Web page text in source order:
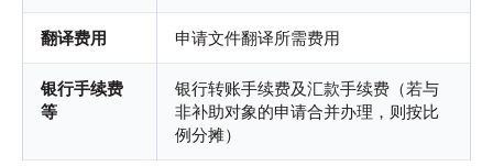
翻译费用 申请文件翻译所需费用
银行手续费
等
银行转账手续费及汇款手续费（若与
非补助对象的申请合并办理，则按比
例分摊）